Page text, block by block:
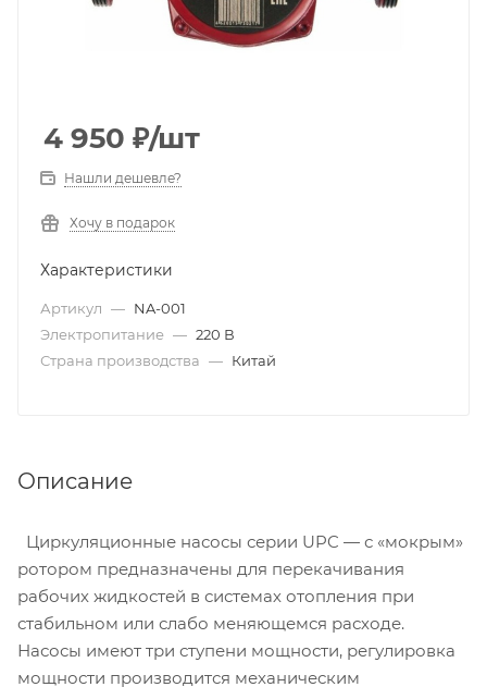
4 950 ₽/шт
Нашли дешевле?
Хочу в подарок
Характеристики
Артикул — NA-001
Электропитание — 220 В
Страна производства — Китай
Описание
Циркуляционные насосы серии UPC — с «мокрым»
ротором предназначены для перекачивания
рабочих жидкостей в системах отопления при
стабильном или слабо меняющемся расходе.
Насосы имеют три ступени мощности, регулировка
мощности производится механическим